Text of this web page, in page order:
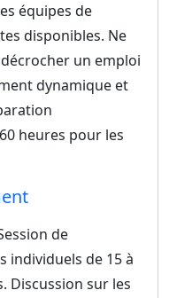
équipes de
disponibles. Ne
un emploi
dynamique et
heures pour les
de
individuels de 15 à
Discussion sur les